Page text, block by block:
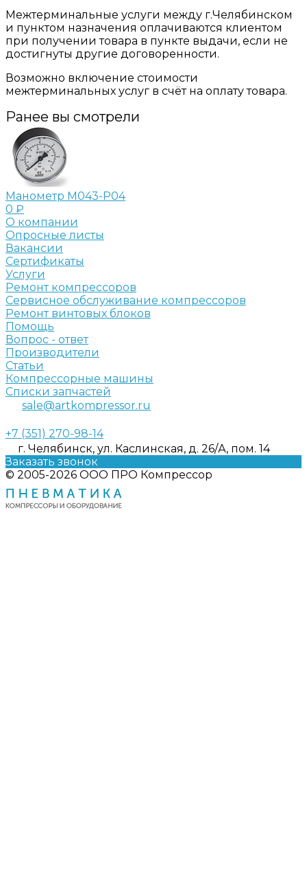
Межтерминальные услуги между г.Челябинском
и пунктом назначения оплачиваются клиентом
при получении товара в пункте выдачи, если не
достигнуты другие договоренности.
Возможно включение стоимости
межтерминальных услуг в счёт на оплату товара.
Ранее вы смотрели
Манометр M043-P04
0 ₽
О компании
Опросные листы
Вакансии
Сертификаты
Услуги
Ремонт компрессоров
Сервисное обслуживание компрессоров
Ремонт винтовых блоков
Помощь
Вопрос - ответ
Производители
Статьи
Компрессорные машины
Списки запчастей
sale@artkompressor.ru
+7 (351) 270-98-14
г. Челябинск, ул. Каслинская, д. 26/А, пом. 14
Заказать звонок
© 2005-2026 ООО ПРО Компрессор